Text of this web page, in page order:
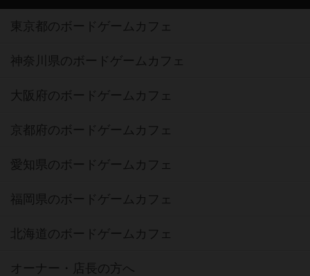
東京都のボードゲームカフェ
神奈川県のボードゲームカフェ
大阪府のボードゲームカフェ
京都府のボードゲームカフェ
愛知県のボードゲームカフェ
福岡県のボードゲームカフェ
北海道のボードゲームカフェ
オーナー・店長の方へ